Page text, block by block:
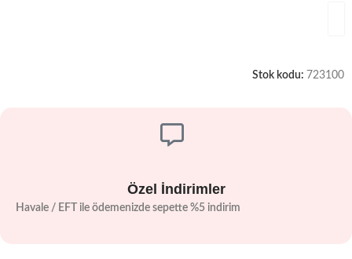
Stok kodu: 723100
Özel İndirimler
Havale / EFT ile ödemenizde sepette %5 indirim